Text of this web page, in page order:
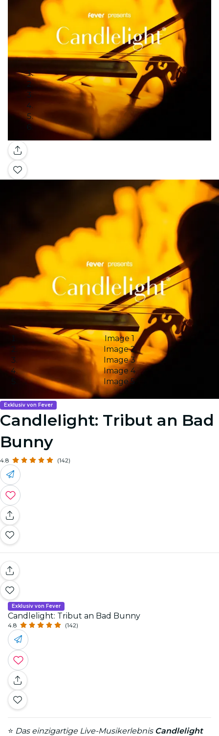
Galerie
Image 1
Image 2
Image 3
Image 4
Image 5
Exklusiv von Fever
Candlelight: Tribut an Bad
Bunny
4.8 (142)
Exklusiv von Fever
Candlelight: Tribut an Bad Bunny
4.8 (142)
⭐ Das einzigartige Live-Musikerlebnis Candlelight